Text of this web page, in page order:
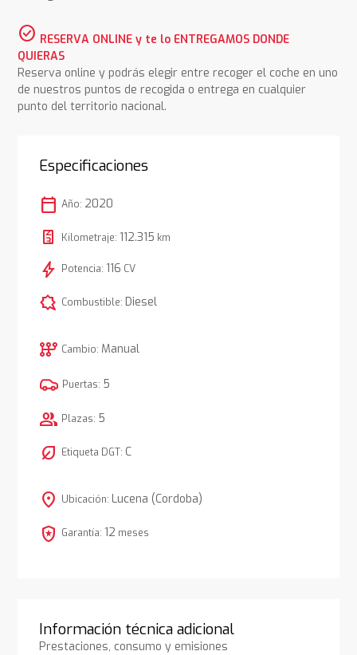
check_circle RESERVA ONLINE y te lo ENTREGAMOS DONDE
QUIERAS
Reserva online y podrás elegir entre recoger el coche en uno
de nuestros puntos de recogida o entrega en cualquier
punto del territorio nacional.
Especificaciones
calendar_today Año: 2020
Kilometraje: 112.315 km
bolt Potencia: 116 CV
comic_bubble Combustible: Diesel
auto_transmission Cambio: Manual
Puertas: 5
group Plazas: 5
nest_eco_leaf Etiqueta DGT: C
location_on Ubicación: Lucena (Cordoba)
local_police Garantía: 12 meses
Información técnica adicional
Prestaciones, consumo y emisiones